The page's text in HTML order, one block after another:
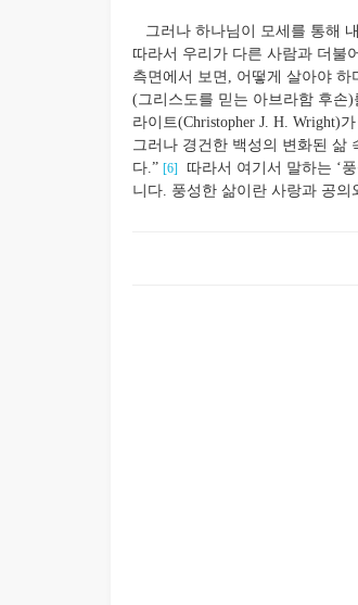
그러나 하나님이 모세를 통해
따라서 우리가 다른 사람과 더불
측면에서 보면, 어떻게 살아야
(그리스도를 믿는 아브라함 후손
라이트(Christopher J. H. Wright)
그러나 경건한 백성의 변화된 삶
다.” [6]
따라서 여기서 말하는 ‘
니다. 풍성한 삶이란 사랑과 공